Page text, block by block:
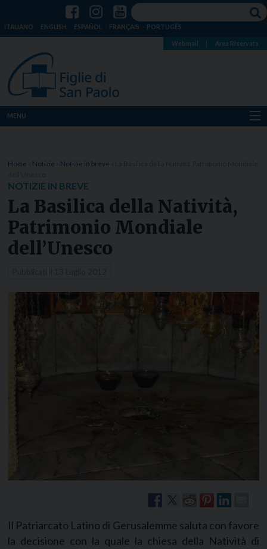
ITALIANO ENGLISH ESPAÑOL FRANÇAIS PORTUGÊS
Webmail Area Riservata
MENU
Dove siamo
Notizie
Risorse
Media
Home Notizie Notizie in breve
NOTIZIE IN BREVE
La Basilica della Natività,
Patrimonio Mondiale
dell’Unesco
Il Patriarcato Latino di Gerusalemme saluta con favore
la decisione con la quale la chiesa della Natività di